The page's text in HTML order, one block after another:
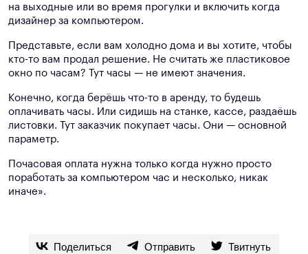
на выходные или во время прогулки и включить когда
дизайнер за компьютером.
Представьте, если вам холодно дома и вы хотите, чтобы
кто-то вам продал решение. Не считать же пластиковое
окно по часам? Тут часы — не имеют значения.
Конечно, когда берёшь что-то в аренду, то будешь
оплачивать часы. Или сидишь на станке, кассе, раздаёшь
листовки. Тут заказчик покупает часы. Они — основной
параметр.
Почасовая оплата нужна только когда нужно просто
поработать за компьютером час и несколько, никак
иначе».
Поделиться Отправить
Твитнуть